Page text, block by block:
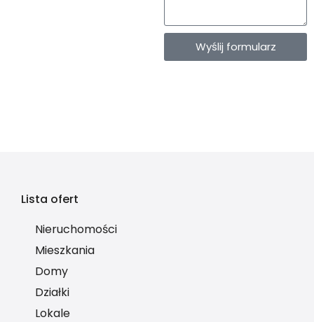
Wyślij formularz
Lista ofert
Nieruchomości
Mieszkania
Domy
Działki
Lokale